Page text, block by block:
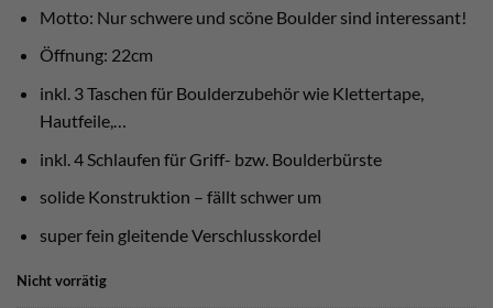
Motto: Nur schwere und scöne Boulder sind interessant!
Öffnung: 22cm
inkl. 3 Taschen für Boulderzubehör wie Klettertape,
Hautfeile,…
inkl. 4 Schlaufen für Griff- bzw. Boulderbürste
solide Konstruktion – fällt schwer um
super fein gleitende Verschlusskordel
Nicht vorrätig